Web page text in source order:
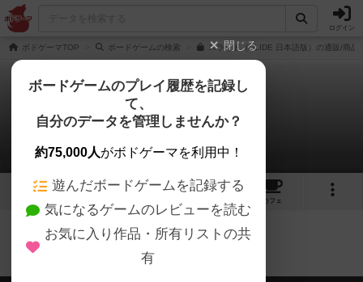
ログイン
ボドゲーマTOP ボードゲームの検索 スライド（SLIDE 日本語版）の通販/商品
スライド
0件のルール/インスト
2 1 8
カフェ
スライドのトップに戻る
閉じる
ボードゲームのプレイ履歴を記録し
て、
自分のデータを管理しませんか？
約75,000人がボドゲーマを利用中！
遊んだボードゲームを記録する
気になるゲームのレビューを読む
お気に入り作品・所有リストの共
有